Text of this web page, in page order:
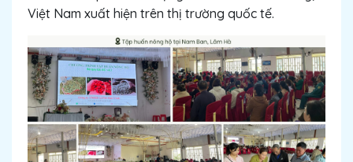
Việt Nam xuất hiện trên thị trường quốc tế.